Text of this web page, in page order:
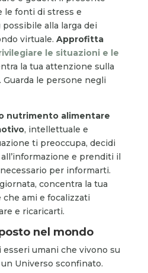
le fonti di stress e
alla larga dei
virtuale. Approfitta
le situazioni e le
la tua attenzione sulla
le persone negli
nutrimento alimentare
, intellettuale e
ti preoccupa, decidi
e prenditi il
per informarti.
concentra la tua
ami e focalizzati
e ricaricarti.
nel mondo
esseri umani che vivono su
Universo sconfinato.